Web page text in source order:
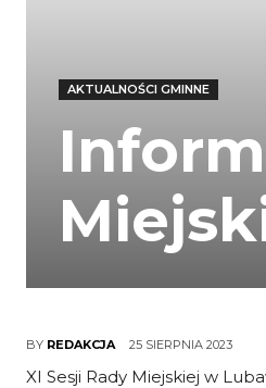
AKTUALNOŚCI GMINNE
BY REDAKCJA 25 SIERPNIA 2023
XI Sesji Rady Miejskiej w